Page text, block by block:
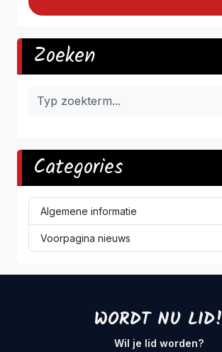
Zoeken
Categories
Algemene informatie
Voorpagina nieuws
WORDT NU LID!
Wil je lid worden?